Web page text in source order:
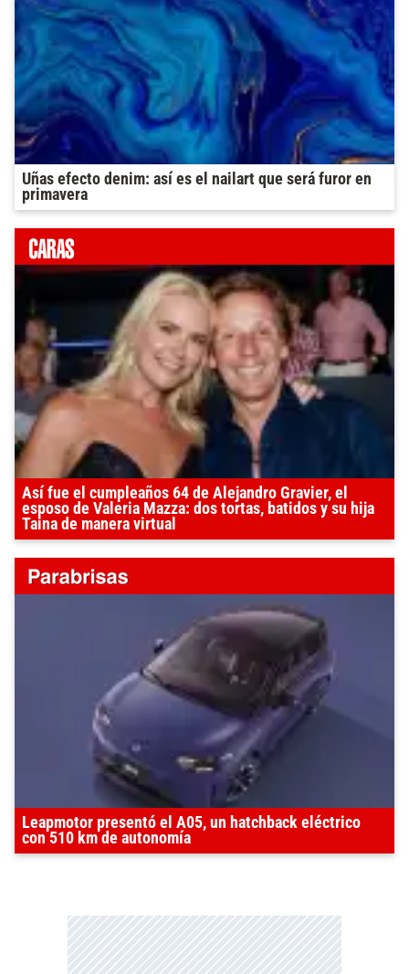
Uñas efecto denim: así es el nailart que será furor en
primavera
Así fue el cumpleaños 64 de Alejandro Gravier, el
esposo de Valeria Mazza: dos tortas, batidos y su hija
Taina de manera virtual
Leapmotor presentó el A05, un hatchback eléctrico
con 510 km de autonomía